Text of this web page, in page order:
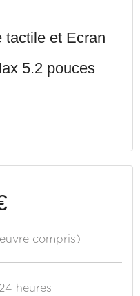
tactile et Ecran
5.2 pouces
compris)
heures